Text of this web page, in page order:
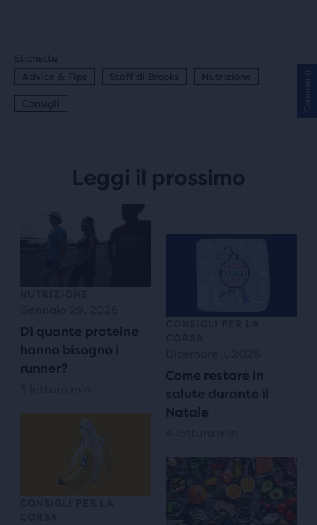
Etichette
Advice & Tips
Staff di Brooks Nutrizione
Consigli
Leggi il prossimo
Di quante proteine
hanno bisogno i
runner?
Come restare in
salute durante il
Natale
Commenti